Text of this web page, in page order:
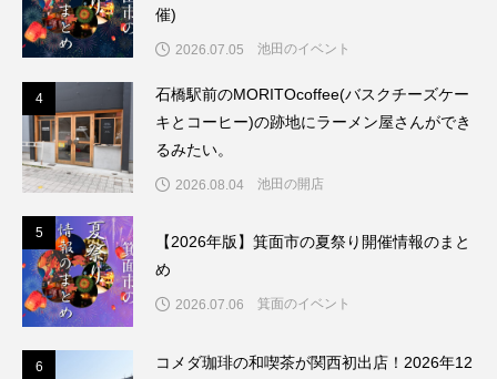
催)
2026.07.05 池田のイベント
4
石橋駅前のMORITOcoffee(バスクチーズケー
キとコーヒー)の跡地にラーメン屋さんができ
るみたい。
2026.08.04 池田の開店
5
【2026年版】箕面市の夏祭り開催情報のまと
め
2026.07.06 箕面のイベント
6
コメダ珈琲の和喫茶が関西初出店！2026年12